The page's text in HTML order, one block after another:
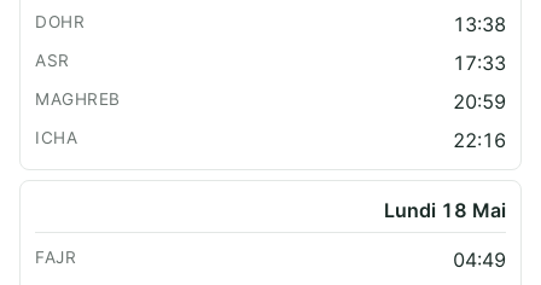
13:38
17:33
20:59
22:16
Lundi 18 Mai
04:49